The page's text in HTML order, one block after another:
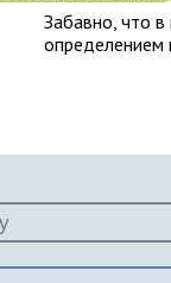
Забавно, что
определением